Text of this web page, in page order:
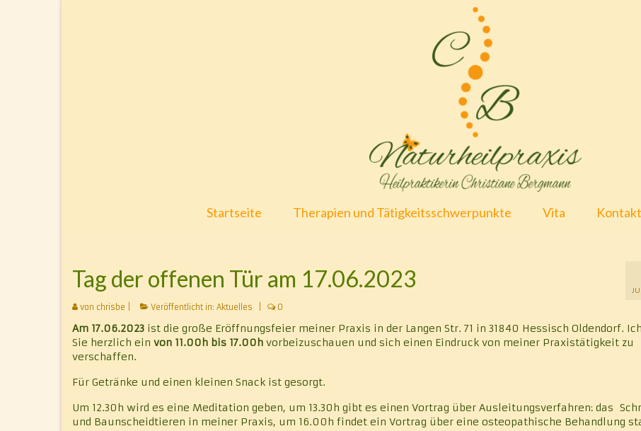
Startseite Therapien und Tätigkeitsschwerpunkte Vita Kontakt
Tag der offenen Tür am 17.06.2023
von chrisbe Veröffentlicht in: Aktuelles 0
Am 17.06.2023 ist die große Eröffnungsfeier meiner Praxis in der Langen Str. 71 in 31840 Hessisch Oldendorf.
Sie herzlich ein von 11.00h bis 17.00h vorbeizuschauen und sich einen Eindruck von meiner Praxistätigkeit zu
verschaffen.
Für Getränke und einen kleinen Snack ist gesorgt.
Um 12.30h wird es eine Meditation geben, um 13.30h gibt es einen Vortrag über Ausleitungsverfahren: das
und Baunscheidtieren in meiner Praxis, um 16.00h findet ein Vortrag über eine osteopathische Behandlung